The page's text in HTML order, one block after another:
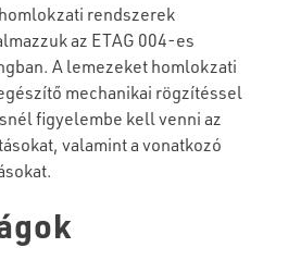
rendszerek
az ETAG 004-es
A lemezeket homlokzati
mechanikai rögzítéssel
figyelembe kell venni az
valamint a vonatkozó